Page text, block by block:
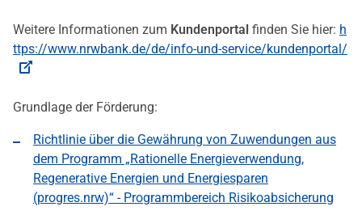
Weitere Informationen zum Kundenportal finden Sie hier: h
ttps://www.nrwbank.de/de/info-und-service/kundenportal/
Grundlage der Förderung:
Richtlinie über die Gewährung von Zuwendungen aus
dem Programm „Rationelle Energieverwendung,
Regenerative Energien und Energiesparen
(progres.nrw)“ - Programmbereich Risikoabsicherung